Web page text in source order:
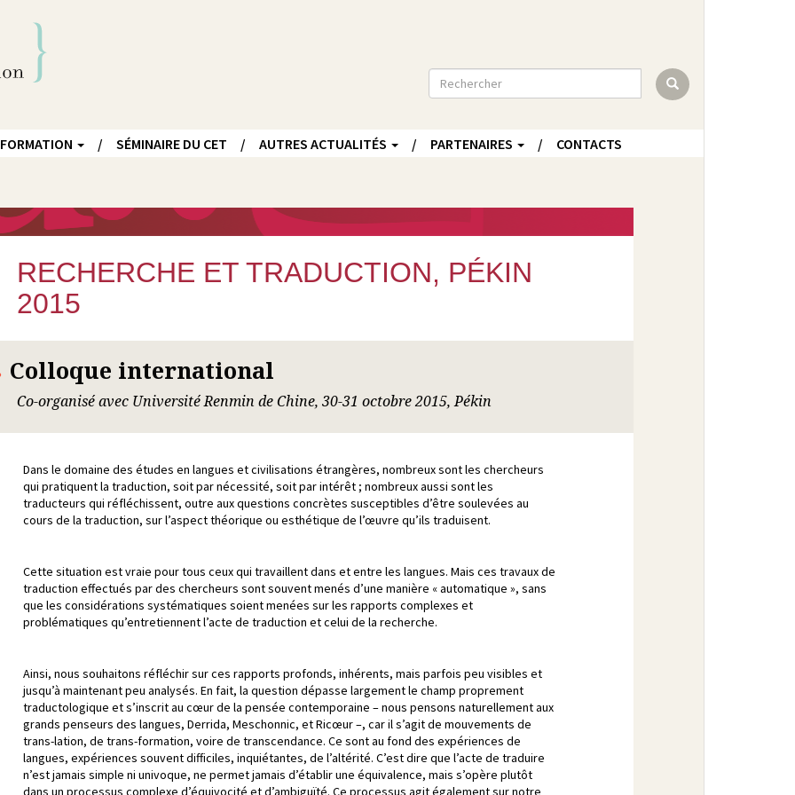
FORMATION SÉMINAIRE DU CET AUTRES ACTUALITÉS PARTENAIRES CONTACTS
RECHERCHE ET TRADUCTION, PÉKIN
2015
Colloque international
Co-organisé avec Université Renmin de Chine, 30-31 octobre 2015, Pékin
Dans le domaine des études en langues et civilisations étrangères, nombreux sont les chercheurs
qui pratiquent la traduction, soit par nécessité, soit par intérêt ; nombreux aussi sont les
traducteurs qui réfléchissent, outre aux questions concrètes susceptibles d’être soulevées au
cours de la traduction, sur l’aspect théorique ou esthétique de l’œuvre qu’ils traduisent.
Cette situation est vraie pour tous ceux qui travaillent dans et entre les langues. Mais ces travaux de
traduction effectués par des chercheurs sont souvent menés d’une manière « automatique », sans
que les considérations systématiques soient menées sur les rapports complexes et
problématiques qu’entretiennent l’acte de traduction et celui de la recherche.
Ainsi, nous souhaitons réfléchir sur ces rapports profonds, inhérents, mais parfois peu visibles et
jusqu’à maintenant peu analysés. En fait, la question dépasse largement le champ proprement
traductologique et s’inscrit au cœur de la pensée contemporaine – nous pensons naturellement aux
grands penseurs des langues, Derrida, Meschonnic, et Ricœur –, car il s’agit de mouvements de
trans-lation, de trans-formation, voire de transcendance. Ce sont au fond des expériences de
langues, expériences souvent difficiles, inquiétantes, de l’altérité. C’est dire que l’acte de traduire
n’est jamais simple ni univoque, ne permet jamais d’établir une équivalence, mais s’opère plutôt
dans un processus complexe d’équivocité et d’ambiguïté. Ce processus agit également sur notre